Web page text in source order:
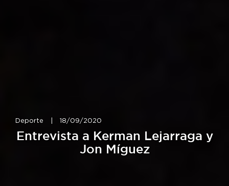
Deporte 18/09/2020
Entrevista a Kerman Lejarraga y
Jon Míguez